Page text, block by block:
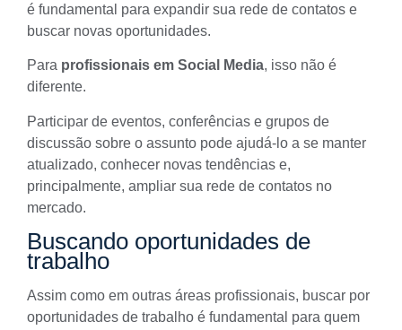
é fundamental para expandir sua rede de contatos e
buscar novas oportunidades.
Para profissionais em Social Media, isso não é
diferente.
Participar de eventos, conferências e grupos de
discussão sobre o assunto pode ajudá-lo a se manter
atualizado, conhecer novas tendências e,
principalmente, ampliar sua rede de contatos no
mercado.
Buscando oportunidades de
trabalho
Assim como em outras áreas profissionais, buscar por
oportunidades de trabalho é fundamental para quem